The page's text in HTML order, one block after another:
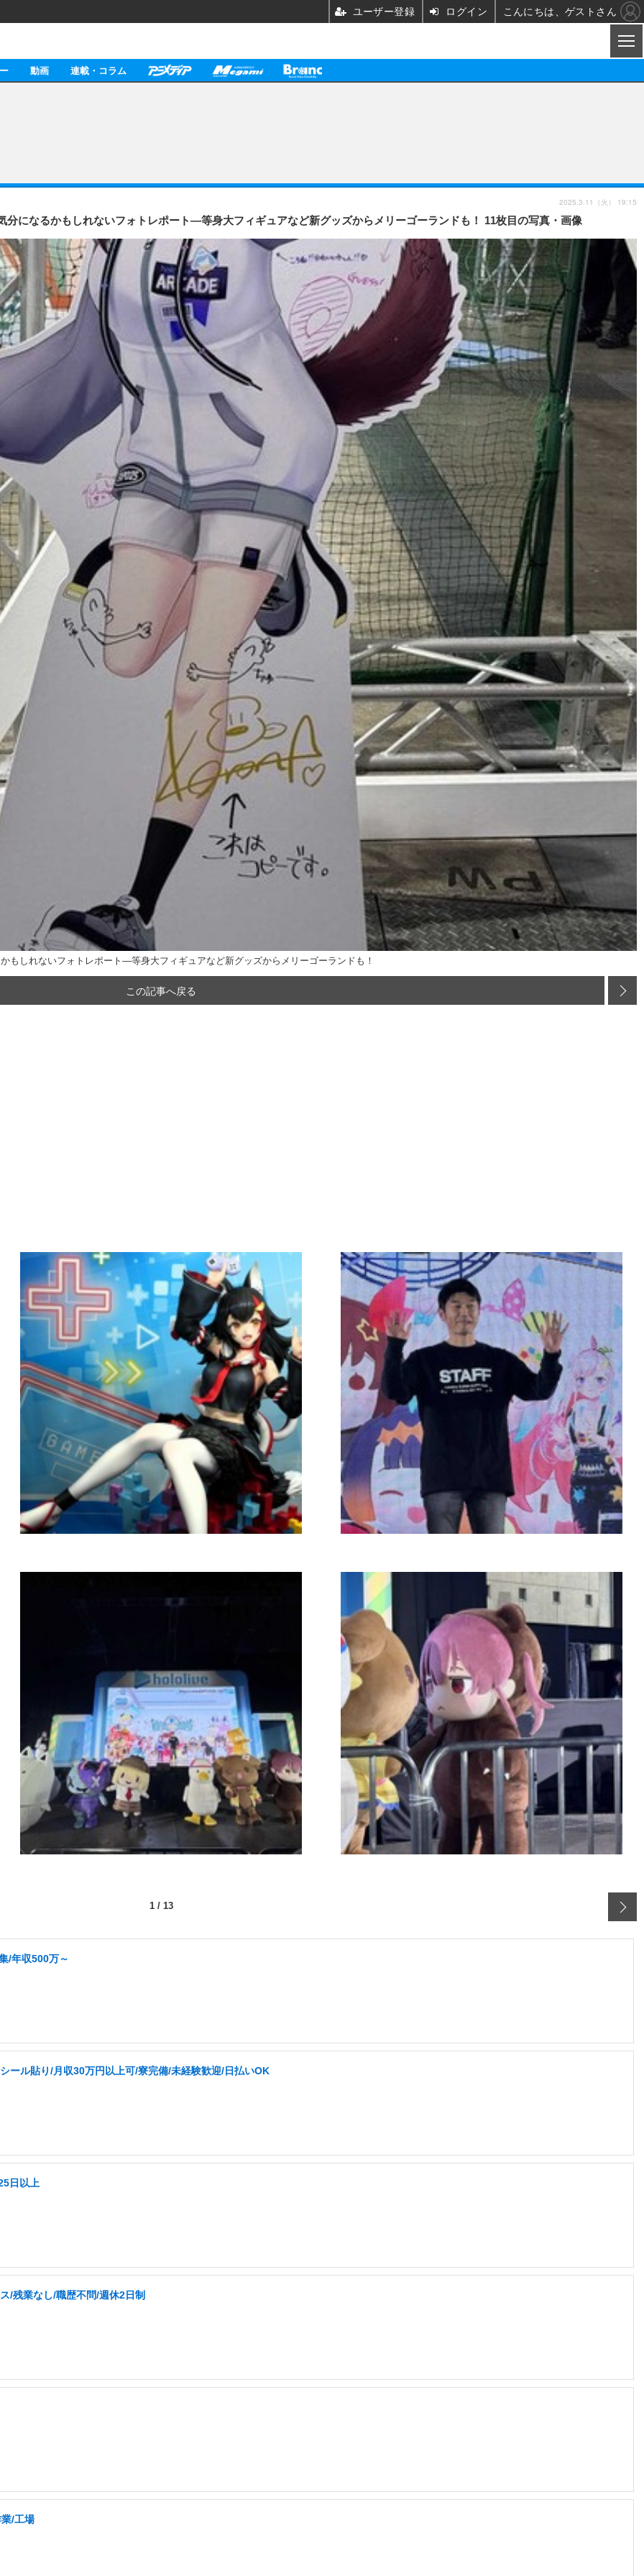
グッズ
海外
ビジネス
アーティスト
実写
イベント
座談会
映画/ドラマ
ABEMA Cafe
動画 連載・コラム
になるかもしれないフォトレポート―等身大フィギュアなど新グッズからメリーゴーランドも！ 11枚目の写真・画像
2025.3.11（火） 19:15
もしれないフォトレポート―等身大フィギュアなど新グッズからメリーゴーランドも！
この記事へ戻る
1/ 13
/年収500万～
ール貼り/月収30万円以上可/寮完備/未経験歓迎/日払いOK
日以上
/残業なし/職歴不問/週休2日制
/工場
ユーザー登録 ログイン こんにちは、ゲストさん